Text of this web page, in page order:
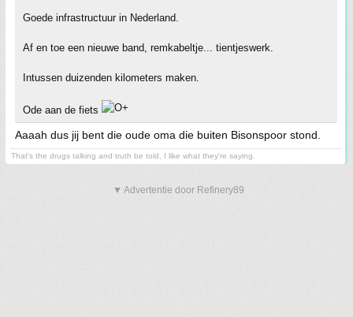
Goede infrastructuur in Nederland.
Af en toe een nieuwe band, remkabeltje... tientjeswerk.
Intussen duizenden kilometers maken.
Ode aan de fiets
Aaaah dus jij bent die oude oma die buiten Bisonspoor stond.
That's the drugs talking and truth be told, I like what they're saying.
▼ Advertentie door Refinery89